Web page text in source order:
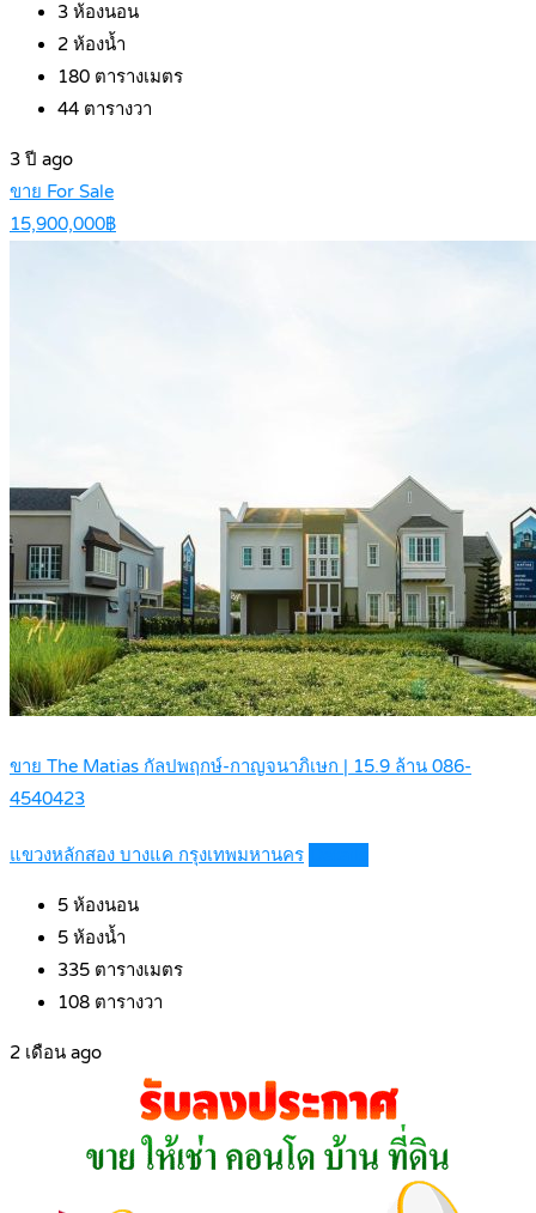
3 ห้องนอน
2 ห้องน้ำ
180 ตารางเมตร
44 ตารางวา
3 ปี ago
ขาย For Sale
15,900,000฿
ขาย The Matias กัลปพฤกษ์-กาญจนาภิเษก | 15.9 ล้าน 086-
4540423
แขวงหลักสอง บางแค กรุงเทพมหานคร
5 ห้องนอน
5 ห้องน้ำ
335 ตารางเมตร
108 ตารางวา
2 เดือน ago